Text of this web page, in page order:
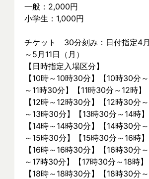
一般：2,000円
小学生：1,000円
チケット　30分刻み：日付指定4
～5月11日（月）
【日時指定入場区分】
【10時～10時30分】【10時30分
～11時30分】【11時30分～12時】
【12時～12時30分】【12時30分
～13時30分】【13時30分～14時】
【14時～14時30分】【14時30分
～15時30分】【15時30分～16時】
【16時～16時30分】【16時30分
～17時30分】【17時30分～18時】
【18時～18時30分】【18時30分